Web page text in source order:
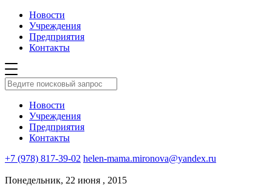
Новости
Учреждения
Предприятия
Контакты
Новости
Учреждения
Предприятия
Контакты
+7 (978) 817-39-02 helen-mama.mironova@yandex.ru
Понедельник, 22 июня , 2015